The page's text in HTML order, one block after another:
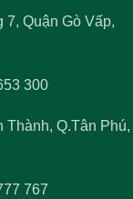
Quận Gò Vấp,
300
Thành, Q.Tân Phú,
767